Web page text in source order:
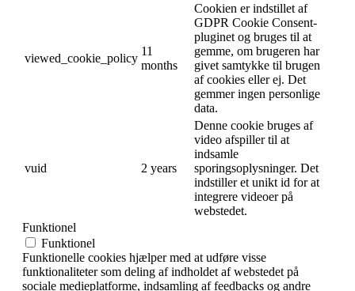
viewed_cookie_policy
11
months
Cookien er indstillet af
GDPR Cookie Consent-
pluginet og bruges til at
gemme, om brugeren har
givet samtykke til brugen
af cookies eller ej. Det
gemmer ingen personlige
data.
vuid 2 years
Denne cookie bruges af
video afspiller til at
indsamle
sporingsoplysninger. Det
indstiller et unikt id for at
integrere videoer på
webstedet.
Funktionel
Funktionel
Funktionelle cookies hjælper med at udføre visse
funktionaliteter som deling af indholdet af webstedet på
sociale medieplatforme, indsamling af feedbacks og andre